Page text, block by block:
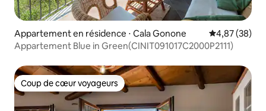
Appartement en résidence ⋅ Cala Gonone Évaluation
4,87 (38)
Appartement Blue in Green(CINIT091017C2000P2111)
Coup de cœur voyageurs
Coup de cœur voyageurs